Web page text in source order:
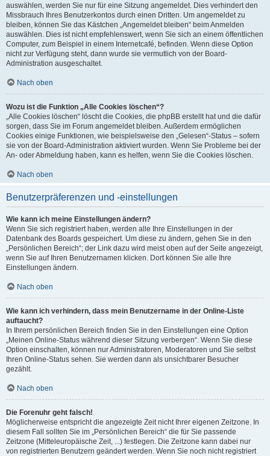
auswählen, werden Sie nur für eine Sitzung angemeldet. Dies verhindert den
Missbrauch Ihres Benutzerkontos durch einen Dritten. Um angemeldet zu
bleiben, können Sie das Kästchen „Angemeldet bleiben“ beim Anmelden
auswählen. Dies ist nicht empfehlenswert, wenn Sie sich an einem öffentlichen
Computer, zum Beispiel in einem Internetcafé, befinden. Wenn diese Option
nicht zur Verfügung steht, dann wurde sie vermutlich von der Board-
Administration ausgeschaltet.
Nach oben
Wozu ist die Funktion „Alle Cookies löschen“?
„Alle Cookies löschen“ löscht die Cookies, die phpBB erstellt hat und die dafür
sorgen, dass Sie im Forum angemeldet bleiben. Außerdem ermöglichen
Cookies einige Funktionen, wie beispielsweise den „Gelesen“-Status – sofern
sie von der Board-Administration aktiviert wurden. Wenn Sie Probleme bei der
An- oder Abmeldung haben, kann es helfen, wenn Sie die Cookies löschen.
Nach oben
Benutzerpräferenzen und -einstellungen
Wie kann ich meine Einstellungen ändern?
Wenn Sie sich registriert haben, werden alle Ihre Einstellungen in der
Datenbank des Boards gespeichert. Um diese zu ändern, gehen Sie in den
„Persönlichen Bereich“; der Link dazu wird meist oben auf der Seite angezeigt,
wenn Sie auf Ihren Benutzernamen klicken. Dort können Sie alle Ihre
Einstellungen ändern.
Nach oben
Wie kann ich verhindern, dass mein Benutzername in der Online-Liste
auftaucht?
In Ihrem persönlichen Bereich finden Sie in den Einstellungen eine Option
„Meinen Online-Status während dieser Sitzung verbergen“. Wenn Sie diese
Option einschalten, können nur Administratoren, Moderatoren und Sie selbst
Ihren Online-Status sehen. Sie werden dann als unsichtbarer Besucher
gezählt.
Nach oben
Die Forenuhr geht falsch!
Möglicherweise entspricht die angezeigte Zeit nicht Ihrer eigenen Zeitzone. In
diesem Fall sollten Sie im „Persönlichen Bereich“ die für Sie passende
Zeitzone (Mitteleuropäische Zeit, ...) festlegen. Die Zeitzone kann dabei nur
von registrierten Benutzern geändert werden. Wenn Sie noch nicht registriert